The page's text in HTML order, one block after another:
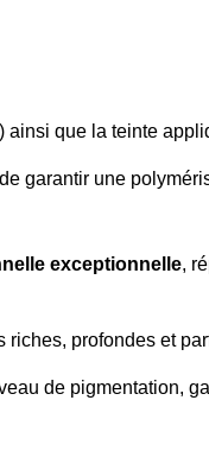
ainsi que la teinte
garantir une
exceptionnelle,
riches, profondes et
de pigmentation,